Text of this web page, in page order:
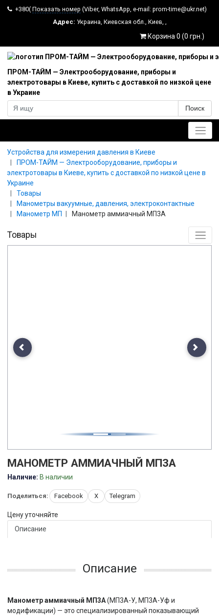
+380( Показать номер (Viber, WhatsApp, e-mail: prom-time@ukr.net)
Адрес: Украина, Киевская обл., Киев, ,
Корзина 0 (0 грн.)
ПРОМ-ТАЙМ — Электрооборудование, приборы и
электротовары в Киеве, купить с доставкой по низкой цене
в Украине
Поиск
Устройства для измерения давления в Киеве
ПРОМ-ТАЙМ — Электрооборудование, приборы и
электротовары в Киеве, купить с доставкой по низкой цене в
Украине
Товары
Манометры вакуумные, давления, электроконтактные
Манометр МП
Манометр аммиачный МП3А
Товары
Previous Next
МАНОМЕТР АММИАЧНЫЙ МП3А
Наличие: В наличии
Поделиться: Facebook X Telegram
Цену уточняйте
Описание
Описание
Манометр аммиачный МП3А(МП3А-У, МП3А-Уф и
модификации) — это специализированный показывающий